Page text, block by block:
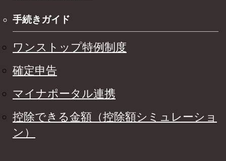
手続きガイド
ワンストップ特例制度
確定申告
マイナポータル連携
控除できる金額（控除額シミュレーショ
ン）